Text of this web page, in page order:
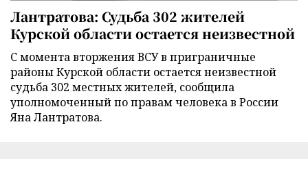
Лантратова: Судьба 302 жителей
Курской области остается неизвестной
С момента вторжения ВСУ в приграничные
районы Курской области остается неизвестной
судьба 302 местных жителей, сообщила
уполномоченный по правам человека в России
Яна Лантратова.